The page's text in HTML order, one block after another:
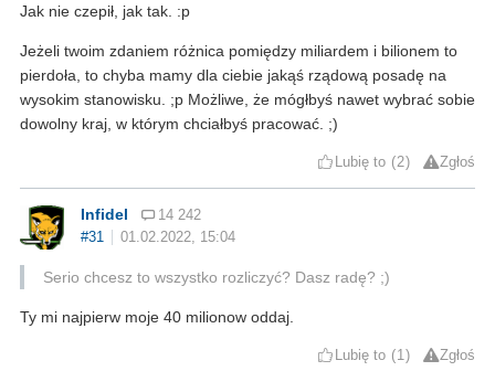
Jak nie czepił, jak tak. :p
Jeżeli twoim zdaniem różnica pomiędzy miliardem i bilionem to
pierdoła, to chyba mamy dla ciebie jakąś rządową posadę na
wysokim stanowisku. ;p Możliwe, że mógłbyś nawet wybrać sobie
dowolny kraj, w którym chciałbyś pracować. ;)
Lubię to 2 Zgłoś
Infidel
14 242
#31
01.02.2022, 15:04
Serio chcesz to wszystko rozliczyć? Dasz radę? ;)
Ty mi najpierw moje 40 milionow oddaj.
Lubię to 1 Zgłoś